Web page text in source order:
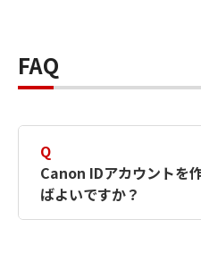
FAQ
Q
Canon IDアカウントを
ばよいですか？